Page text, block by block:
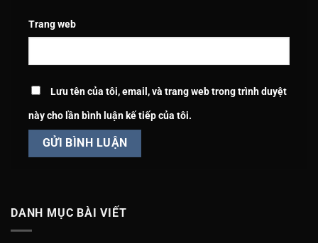
Trang web
Lưu tên của tôi, email, và trang web trong trình duyệt
này cho lần bình luận kế tiếp của tôi.
DANH MỤC BÀI VIẾT